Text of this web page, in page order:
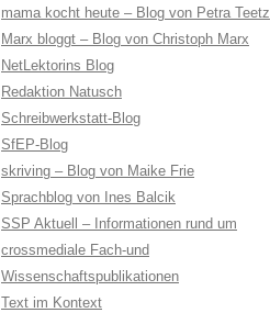
mama kocht heute – Blog von Petra Teetz
Marx bloggt – Blog von Christoph Marx
NetLektorins Blog
Redaktion Natusch
Schreibwerkstatt-Blog
SfEP-Blog
skriving – Blog von Maike Frie
Sprachblog von Ines Balcik
SSP Aktuell – Informationen rund um
crossmediale Fach-und
Wissenschaftspublikationen
Text im Kontext